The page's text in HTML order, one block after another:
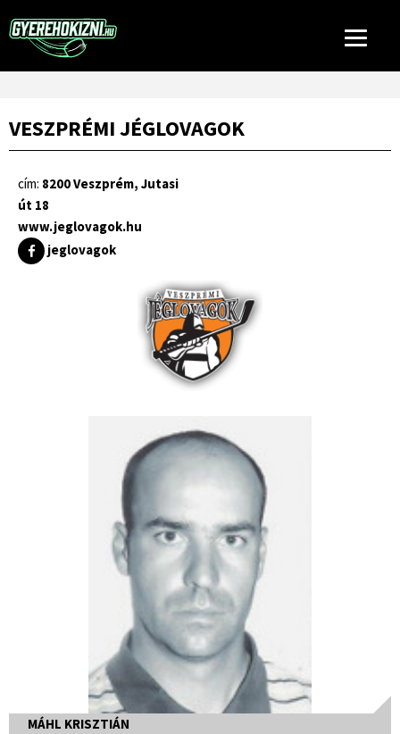
VESZPRÉMI JÉGLOVAGOK
cím: 8200 Veszprém, Jutasi
út 18
www.jeglovagok.hu
jeglovagok
MÁHL KRISZTIÁN